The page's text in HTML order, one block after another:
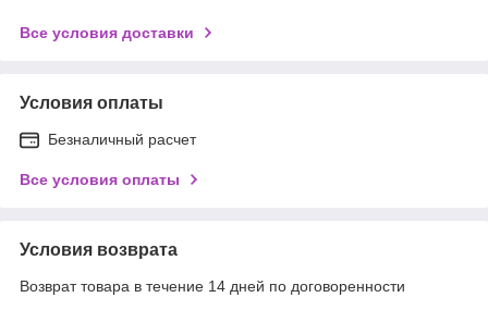
Все условия доставки
Условия оплаты
Безналичный расчет
Все условия оплаты
Условия возврата
Возврат товара в течение 14 дней по договоренности